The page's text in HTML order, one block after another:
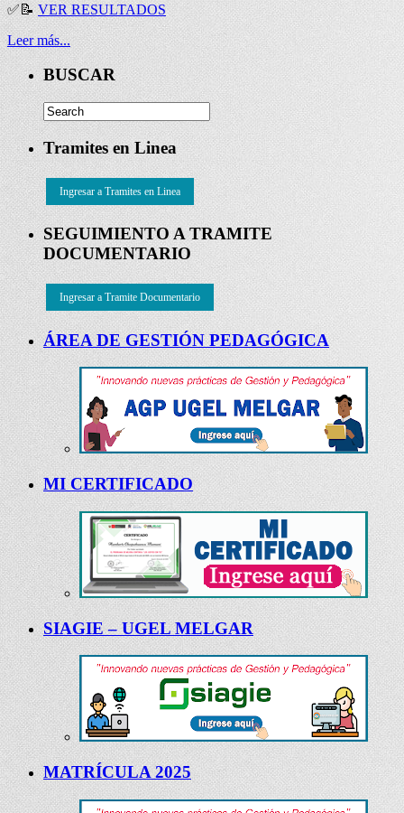
✅📝VER RESULTADOS
Leer más...
BUSCAR
Tramites en Linea
Ingresar a Tramites en Linea
SEGUIMIENTO A TRAMITE
DOCUMENTARIO
Ingresar a Tramite Documentario
ÁREA DE GESTIÓN PEDAGÓGICA
MI CERTIFICADO
SIAGIE – UGEL MELGAR
MATRÍCULA 2025